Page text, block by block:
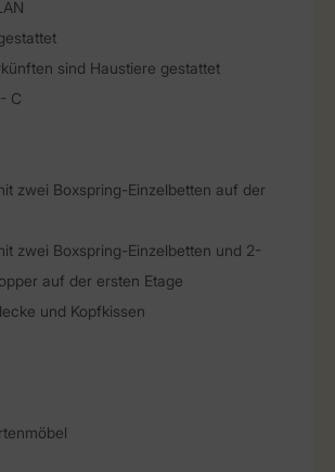
sind Haustiere gestattet
C
zwei Boxspring-Einzelbetten auf der
zwei Boxspring-Einzelbetten und 2-
auf der ersten Etage
und Kopfkissen